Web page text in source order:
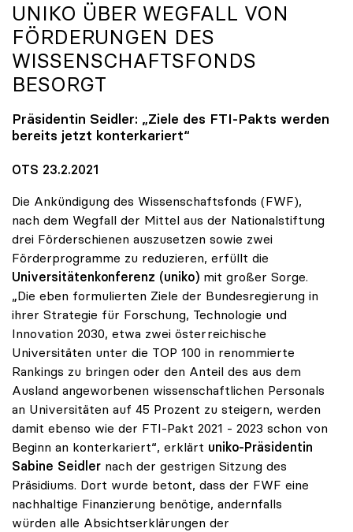
UNIKO ÜBER WEGFALL VON
FÖRDERUNGEN DES
WISSENSCHAFTSFONDS
BESORGT
Präsidentin Seidler: „Ziele des FTI-Pakts werden
bereits jetzt konterkariert“
OTS 23.2.2021
Die Ankündigung des Wissenschaftsfonds (FWF),
nach dem Wegfall der Mittel aus der Nationalstiftung
drei Förderschienen auszusetzen sowie zwei
Förderprogramme zu reduzieren, erfüllt die
Universitätenkonferenz (uniko) mit großer Sorge.
„Die eben formulierten Ziele der Bundesregierung in
ihrer Strategie für Forschung, Technologie und
Innovation 2030, etwa zwei österreichische
Universitäten unter die TOP 100 in renommierte
Rankings zu bringen oder den Anteil des aus dem
Ausland angeworbenen wissenschaftlichen Personals
an Universitäten auf 45 Prozent zu steigern, werden
damit ebenso wie der FTI-Pakt 2021 - 2023 schon von
Beginn an konterkariert“, erklärt uniko-Präsidentin
Sabine Seidler nach der gestrigen Sitzung des
Präsidiums. Dort wurde betont, dass der FWF eine
nachhaltige Finanzierung benötige, andernfalls
würden alle Absichtserklärungen der